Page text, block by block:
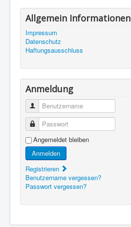
Allgemein Informationen
Impressum
Datenschutz
Haftungsausschluss
Anmeldung
Benutzername
Passwort
Angemeldet bleiben
Anmelden
Registrieren
Benutzername vergessen?
Passwort vergessen?